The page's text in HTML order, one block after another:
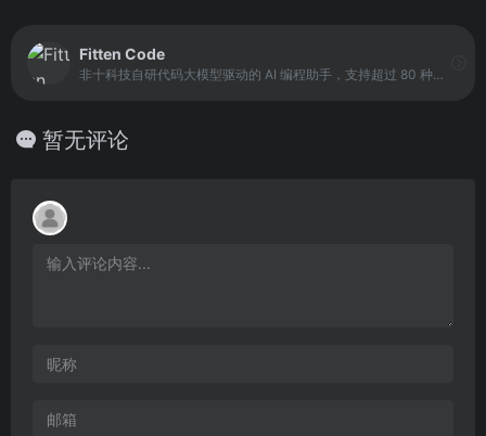
Fitten Code
非十科技自研代码大模型驱动的 AI 编程助手，支持超过 80 种编程语言，能够在开发过程中提供智能代码补全、生成注释、代码编辑和解释等全方位支持。Fitten Code 针对个人用户完全免费，并可通过 Visual Studio Code 或 JetBrains 系列 IDE 使用，为开发者提供便捷、高效的编程体验。
暂无评论